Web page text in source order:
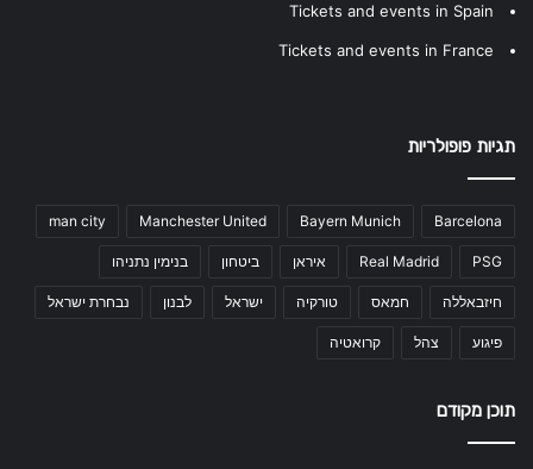
Tickets and events in Spain
Tickets and events in France
תגיות פופולריות
Barcelona
Bayern Munich
Manchester United
man city
PSG
Real Madrid איראן ביטחון בנימין נתניהו
חיזבאללה חמאס טורקיה ישראל לבנון נבחרת ישראל
פיגוע צהל קרואטיה
תוכן מקודם